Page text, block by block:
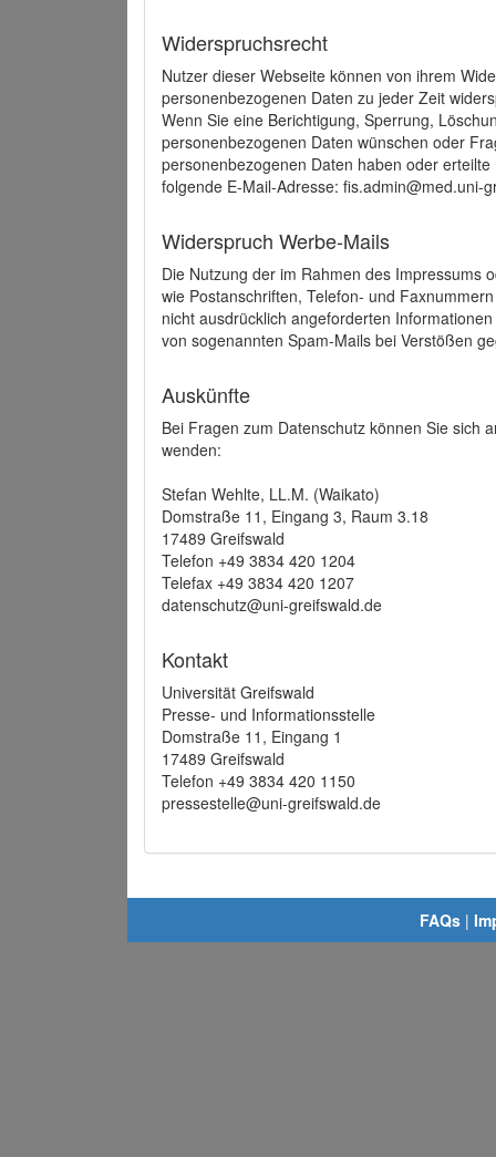
Widerspruchsrecht
Nutzer dieser Webseite können von ihrem
personenbezogenen Daten zu jeder Zeit
Wenn Sie eine Berichtigung, Sperrung,
personenbezogenen Daten wünschen oder
personenbezogenen Daten haben oder
folgende E-Mail-Adresse: fis.admin@med.uni-
Widerspruch Werbe-Mails
Die Nutzung der im Rahmen des Impressums
wie Postanschriften, Telefon- und
nicht ausdrücklich angeforderten
von sogenannten Spam-Mails bei Verstößen
Auskünfte
Bei Fragen zum Datenschutz können Sie sich
wenden:
Stefan Wehlte, LL.M. (Waikato)
Domstraße 11, Eingang 3, Raum 3.18
17489 Greifswald
Telefon +49 3834 420 1204
Telefax +49 3834 420 1207
datenschutz@uni-greifswald.de
Kontakt
Universität Greifswald
Presse- und Informationsstelle
Domstraße 11, Eingang 1
17489 Greifswald
Telefon +49 3834 420 1150
pressestelle@uni-greifswald.de
FAQs |